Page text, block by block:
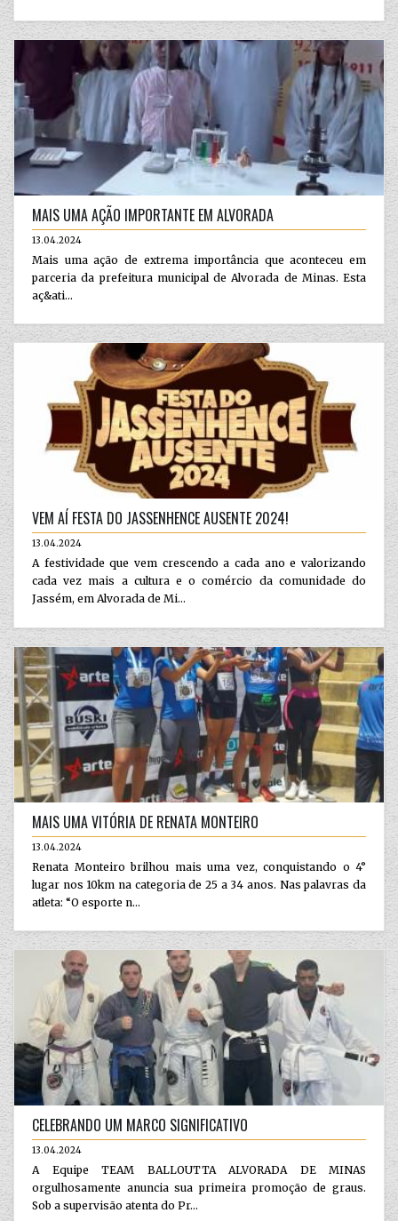
MAIS UMA AÇÃO IMPORTANTE EM ALVORADA
13.04.2024
Mais uma ação de extrema importância que aconteceu em
parceria da prefeitura municipal de Alvorada de Minas. Esta
aç&ati...
VEM AÍ FESTA DO JASSENHENCE AUSENTE 2024!
13.04.2024
A festividade que vem crescendo a cada ano e valorizando
cada vez mais a cultura e o comércio da comunidade do
Jassém, em Alvorada de Mi...
MAIS UMA VITÓRIA DE RENATA MONTEIRO
13.04.2024
Renata Monteiro brilhou mais uma vez, conquistando o 4°
lugar nos 10km na categoria de 25 a 34 anos. Nas palavras da
atleta: “O esporte n...
CELEBRANDO UM MARCO SIGNIFICATIVO
13.04.2024
A Equipe TEAM BALLOUTTA ALVORADA DE MINAS
orgulhosamente anuncia sua primeira promoção de graus.
Sob a supervisão atenta do Pr...